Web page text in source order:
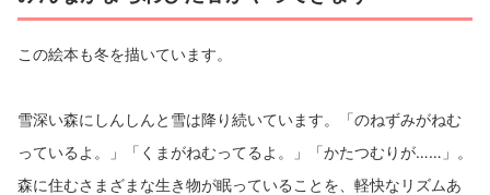
この絵本も冬を描いています。
雪深い森にしんしんと雪は降り続いています。「のねずみがねむ
っているよ。」「くまがねむってるよ。」「かたつむりが……」。
森に住むさまざまな生き物が眠っていることを、軽快なリズムあ